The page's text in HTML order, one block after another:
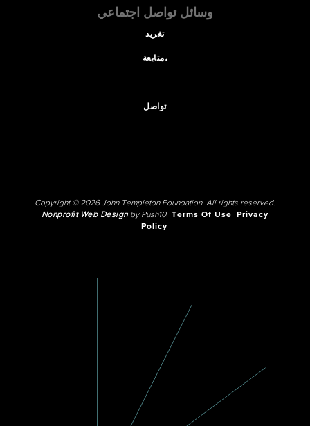
وسائل تواصل اجتماعي
تغريد
متابعة،
تواصل
Copyright © 2026 John Templeton Foundation. All rights reserved.
Nonprofit Web Designby Push10. Terms Of Use
Privacy
Policy